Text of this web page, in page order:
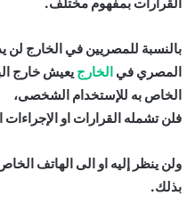
بالنسبة للمصريين في الخارج لن
المصري في الخارج يعيش خارج
الخاص به للإستخدام الشخصى،
فلن تشمله القرارات او الإجراءات
ولن ينظر إليه او الى الهاتف
بذلك.